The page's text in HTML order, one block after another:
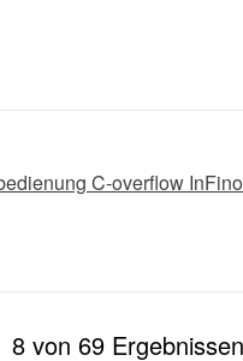
C-overflow InFino
8 von 69 Ergebnissen